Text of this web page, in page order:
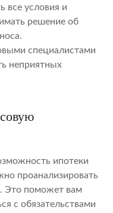
все условия и
решение об
специалистами
неприятных
ипотеки
проанализировать
Это поможет вам
с обязательствами